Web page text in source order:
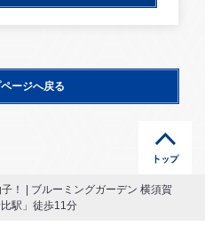
ージへ戻る
！ | ブルーミングガーデン 横須賀
駅」徒歩11分